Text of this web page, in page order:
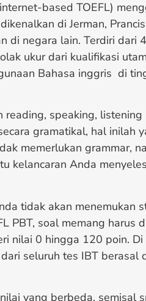
based TOEFL)
di Jerman,
di negara lain. Terdiri dari
ukur dari kualifikasi
Bahasa inggris di
reading, speaking,
gramatikal, hal inilah
memerlukan grammar,
kelancaran Anda
tidak akan menemukan
PBT, soal memang harus
nilai 0 hingga 120 poin.
seluruh tes IBT berasal
yang berbeda, semisal